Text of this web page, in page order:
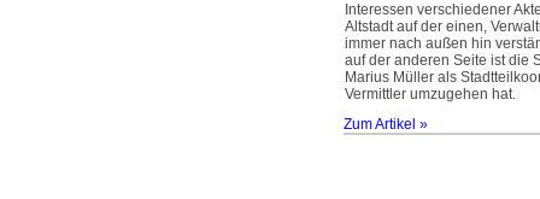
Interessen verschiedener
Altstadt auf der einen,
immer nach außen hin
auf der anderen Seite ist die
Marius Müller als
Vermittler umzugehen hat.
Zum Artikel »